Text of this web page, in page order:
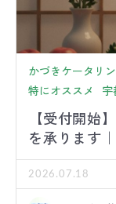
かづきケータリ
特にオススメ
【受付開始
を承ります
2026.07.18